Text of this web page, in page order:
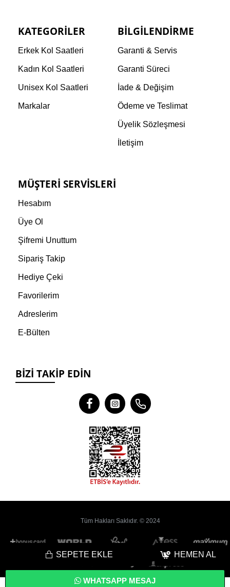
SEPETE EKLE HEMEN AL
WHATSAPP MESAJ
KATEGORILER
Erkek Kol Saatleri
Kadın Kol Saatleri
Unisex Kol Saatleri
Markalar
BILGILENDIRME
Garanti & Servis
Garanti Süreci
İade & Değişim
Ödeme ve Teslimat
Üyelik Sözleşmesi
İletişim
MÜŞTERI SERVISLERI
Hesabım
Üye Ol
Şifremi Unuttum
Sipariş Takip
Hediye Çeki
Favorilerim
Adreslerim
E-Bülten
BIZI TAKIP EDIN
Tüm Hakları Saklıdır. © 2024